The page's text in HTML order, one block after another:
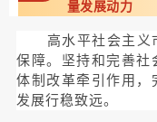
量发展动力
高水平社会主义
保障。坚持和完善社
体制改革牵引作用，
发展行稳致远。